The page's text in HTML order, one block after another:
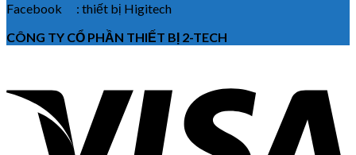
Facebook : thiết bị Higitech
CÔNG TY CỔ PHẦN THIẾT BỊ 2-TECH